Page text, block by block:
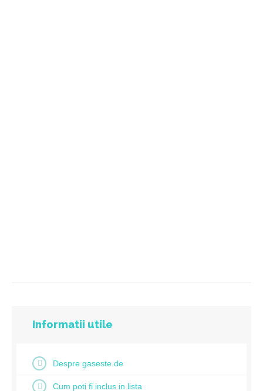
Informatii utile
Despre gaseste.de
Cum poti fi inclus in lista